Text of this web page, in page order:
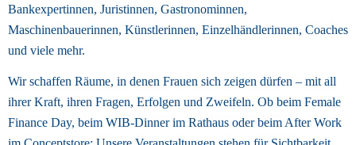
Bankexpertinnen, Juristinnen, Gastronominnen,
Maschinenbauerinnen, Künstlerinnen, Einzelhändlerinnen, Coaches
und viele mehr.
Wir schaffen Räume, in denen Frauen sich zeigen dürfen – mit all
ihrer Kraft, ihren Fragen, Erfolgen und Zweifeln. Ob beim Female
Finance Day, beim WIB-Dinner im Rathaus oder beim After Work